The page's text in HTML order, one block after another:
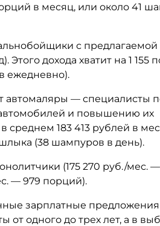
в месяц, или около 41
с предлагаемой
Этого дохода хватит на 1 155
ежедневно).
автомаляры — специалисты
и повышению их
среднем 183 413 рублей в
(38 шампуров в день).
(175 270 руб./мес. —
— 979 порций).
зарплатные предложения
от одного до трех лет, а в